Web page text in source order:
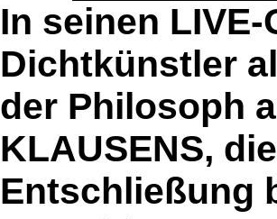
In seinen
Dichtkünstler
der Philosoph
KLAUSENS,
Entschließung